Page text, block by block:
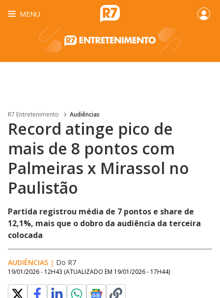
MENU
R7 Entretenimento Audiências
Record atinge pico de
mais de 8 pontos com
Palmeiras x Mirassol no
Paulistão
Partida registrou média de 7 pontos e share de
12,1%, mais que o dobro da audiência da terceira
colocada
AUDIÊNCIAS | Do R7
19/01/2026 - 12H43 (ATUALIZADO EM 19/01/2026 - 17H44)